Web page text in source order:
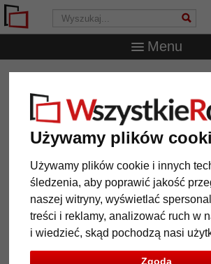
Używamy plików
Używamy plików cookie i innych
śledzenia, aby poprawić jakość
naszej witryny, wyświetlać
treści i reklamy, analizować ruch w
i wiedzieć, skąd pochodzą nasi
Zgoda
Menu
12 Artykuły
Galeria